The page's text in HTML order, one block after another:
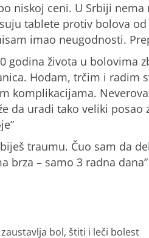
niskoj ceni. U Srbiji
tablete protiv bolova
imao neugodnosti.
godina života u bolovima
Hodam, trčim i radim
komplikacijama.
da uradi tako veliki posao
traumu. Čuo sam da
brza – samo 3 radna dana”
bol, štiti i leči bolest